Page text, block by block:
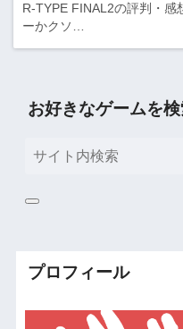
R-TYPE FINAL2の評判・感
ーかクソ…
お好きなゲームを
プロフィール